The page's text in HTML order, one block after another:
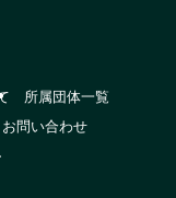
所属団体一覧
お問い合わせ